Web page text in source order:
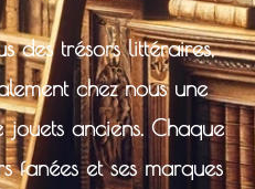
des trésors littéraires,
chez nous une
anciens. Chaque
fanées et ses marques